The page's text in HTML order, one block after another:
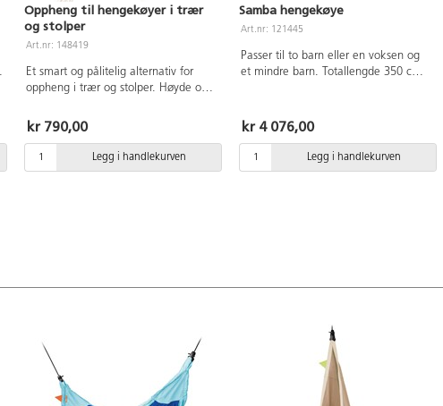
Oppheng til hengekøyer i trær
og stolper
Art.nr: 148419
Et smart og pålitelig alternativ for
oppheng i trær og stolper. Høyde og
Materiale: krok polyamid, tau
polyester, trebeskyttelse PP. Mål: tau
300 cm, Ø 7 mm, trebeskyttelse 150
cm langt og 4 cm bredt. Maksimal
kr 790,00
Legg i handlekurven
Samba hengekøye
Art.nr: 121445
Passer til to barn eller en voksen og
et mindre barn. Totallengde 350 cm,
kr 4 076,00
Legg i handlekurven